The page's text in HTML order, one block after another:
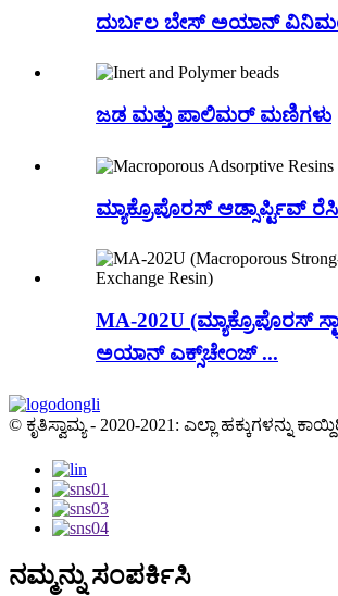
ದುರ್ಬಲ ಬೇಸ್ ಅಯಾನ್
ಜಡ ಮತ್ತು ಪಾಲಿಮರ್ ಮಣಿಗಳು
ಮ್ಯಾಕ್ರೊಪೊರಸ್ ಆಡ್ಸಾರ್ಪ್ಟಿವ್
MA-202U (ಮ್ಯಾಕ್ರೊಪೊರಸ್
ಅಯಾನ್ ಎಕ್ಸ್‌ಚೇಂಜ್ ...
© ಕೃತಿಸ್ವಾಮ್ಯ - 2020-2021: ಎಲ್ಲಾ ಹಕ್ಕುಗಳನ್ನು
ನಮ್ಮನ್ನು ಸಂಪರ್ಕಿಸಿ